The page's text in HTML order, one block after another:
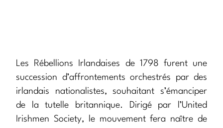
Les Rébellions Irlandaises de 1798 furent une
succession d’affrontements orchestrés par des
irlandais nationalistes, souhaitant s’émanciper
de la tutelle britannique. Dirigé par l’United
Irishmen Society, le mouvement fera naître de